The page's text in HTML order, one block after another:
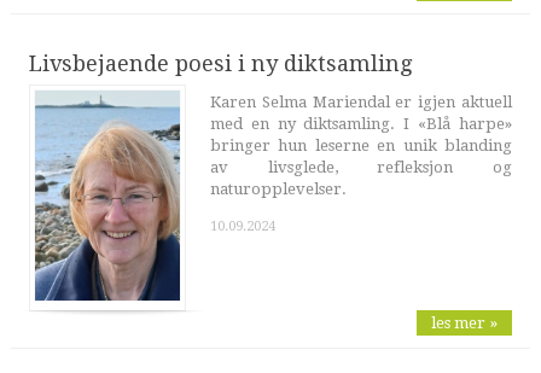
Livsbejaende poesi i ny diktsamling
Karen Selma Mariendal er igjen aktuell
med en ny diktsamling. I «Blå harpe»
bringer hun leserne en unik blanding
av livsglede, refleksjon og
naturopplevelser.
10.09.2024
les mer »